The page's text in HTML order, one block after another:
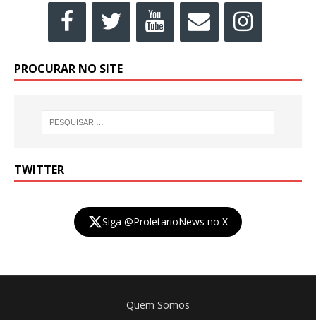
PROCURAR NO SITE
TWITTER
Siga @ProletarioNews no X
Quem Somos